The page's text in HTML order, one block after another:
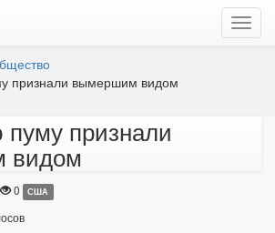
признали вымершим видом
пуму признали
видом
0 США